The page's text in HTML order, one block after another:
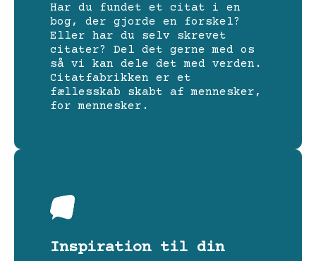
Har du fundet et citat i en
bog, der gjorde en forskel?
Eller har du selv skrevet
citater? Del det gerne med os
så vi kan dele det med verden.
Citatfabrikken er et
fællesskab skabt af mennesker,
for mennesker.
Inspiration til din